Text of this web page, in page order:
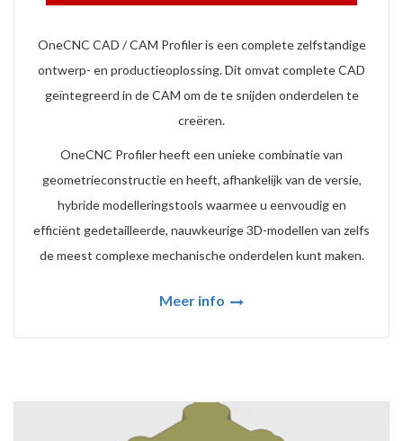
OneCNC CAD / CAM Profiler is een complete zelfstandige
ontwerp- en productieoplossing. Dit omvat complete CAD
geïntegreerd in de CAM om de te snijden onderdelen te
creëren.
OneCNC Profiler heeft een unieke combinatie van
geometrieconstructie en heeft, afhankelijk van de versie,
hybride modelleringstools waarmee u eenvoudig en
efficiënt gedetailleerde, nauwkeurige 3D-modellen van zelfs
de meest complexe mechanische onderdelen kunt maken.
Meer info